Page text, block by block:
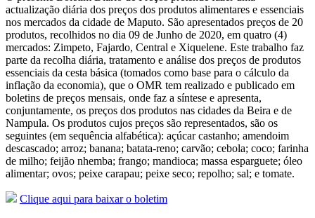
actualização diária dos preços dos produtos alimentares e essenciais
nos mercados da cidade de Maputo. São apresentados preços de 20
produtos, recolhidos no dia 09 de Junho de 2020, em quatro (4)
mercados: Zimpeto, Fajardo, Central e Xiquelene. Este trabalho faz
parte da recolha diária, tratamento e análise dos preços de produtos
essenciais da cesta básica (tomados como base para o cálculo da
inflação da economia), que o OMR tem realizado e publicado em
boletins de preços mensais, onde faz a síntese e apresenta,
conjuntamente, os preços dos produtos nas cidades da Beira e de
Nampula. Os produtos cujos preços são representados, são os
seguintes (em sequência alfabética): açúcar castanho; amendoim
descascado; arroz; banana; batata-reno; carvão; cebola; coco; farinha
de milho; feijão nhemba; frango; mandioca; massa esparguete; óleo
alimentar; ovos; peixe carapau; peixe seco; repolho; sal; e tomate.
Clique aqui para baixar o boletim